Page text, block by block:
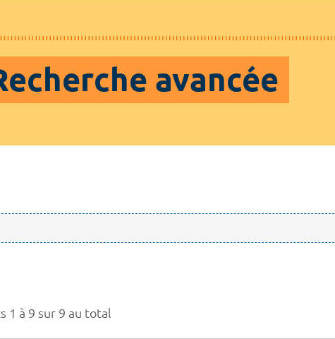
avancée
1 à 9 sur 9 au total